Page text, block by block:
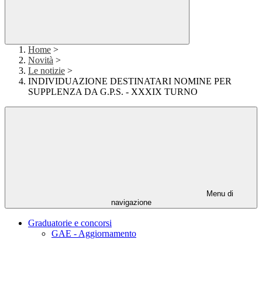
Home >
Novità >
Le notizie >
INDIVIDUAZIONE DESTINATARI NOMINE PER
SUPPLENZA DA G.P.S. - XXXIX TURNO
Menu di
navigazione
Graduatorie e concorsi
GAE - Aggiornamento